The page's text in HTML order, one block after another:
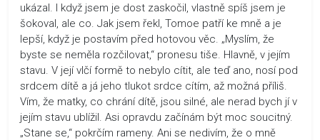
ukázal. I když jsem je dost zaskočil, vlastně spíš jsem je
šokoval, ale co. Jak jsem řekl, Tomoe patří ke mně a je
lepší, když je postavím před hotovou věc. „Myslím, že
byste se neměla rozčilovat,“ pronesu tiše. Hlavně, v jejím
stavu. V její vlčí formě to nebylo cítit, ale teď ano, nosí pod
srdcem dítě a já jeho tlukot srdce cítím, až možná příliš.
Vím, že matky, co chrání dítě, jsou silné, ale nerad bych jí v
jejím stavu ublížil. Asi opravdu začínám být moc soucitný.
„Stane se,“ pokrčím rameny. Ani se nedivím, že o mně